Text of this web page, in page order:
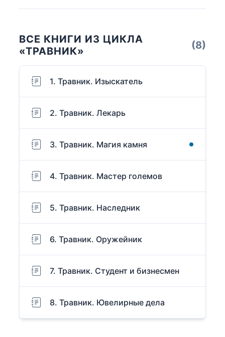
ВСЕ КНИГИ ИЗ ЦИКЛА
«ТРАВНИК»
(8)
1. Травник. Изыскатель
2. Травник. Лекарь
3. Травник. Магия камня
4. Травник. Мастер големов
5. Травник. Наследник
6. Травник. Оружейник
7. Травник. Студент и бизнесмен
8. Травник. Ювелирные дела